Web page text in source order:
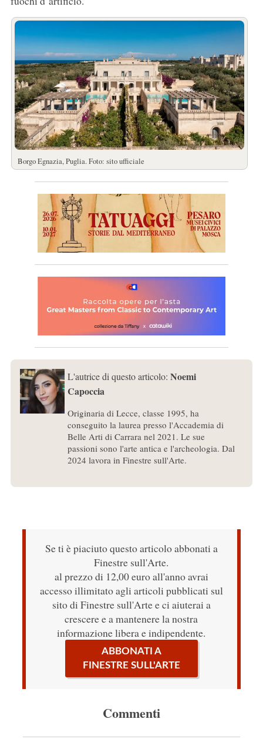
Borgo Egnazia, Puglia. Foto: sito ufficiale
L'autrice di questo articolo: Noemi
Capoccia
Originaria di Lecce, classe 1995, ha
conseguito la laurea presso l'Accademia di
Belle Arti di Carrara nel 2021. Le sue
passioni sono l'arte antica e l'archeologia. Dal
2024 lavora in Finestre sull'Arte.
Se ti è piaciuto questo articolo abbonati a
Finestre sull'Arte.
al prezzo di 12,00 euro all'anno avrai
accesso illimitato agli articoli pubblicati sul
sito di Finestre sull'Arte e ci aiuterai a
crescere e a mantenere la nostra
informazione libera e indipendente.
ABBONATI A
FINESTRE SULL'ARTE
Commenti